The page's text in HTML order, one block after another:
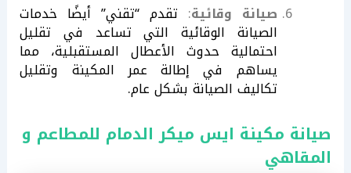
صيانة وقائية: تقدم “تقني” أيضًا خدمات
الصيانة الوقائية التي تساعد في تقليل
احتمالية حدوث الأعطال المستقبلية، مما
يساهم في إطالة عمر المكينة وتقليل
تكاليف الصيانة بشكل عام.
صيانة مكينة ايس ميكر الدمام للمطاعم و
المقاهي